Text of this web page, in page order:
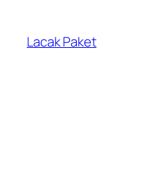
konten
Lacak Paket